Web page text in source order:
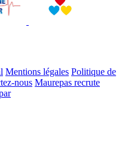
Mentions légales Politique de
nous Maurepas recrute